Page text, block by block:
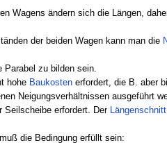
Wagens ändern sich die Längen,
der beiden Wagen kann man die
Parabel zu bilden sein.
hohe Baukosten erfordert, die B. aber
Neigungsverhältnissen ausgeführt
Seilscheibe erfordert. Der
Längenschnitt
die Bedingung erfüllt sein: